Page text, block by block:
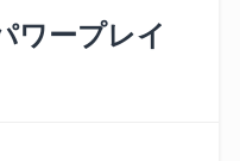
ワープレイ